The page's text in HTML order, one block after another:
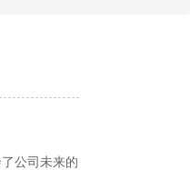
公司未来的